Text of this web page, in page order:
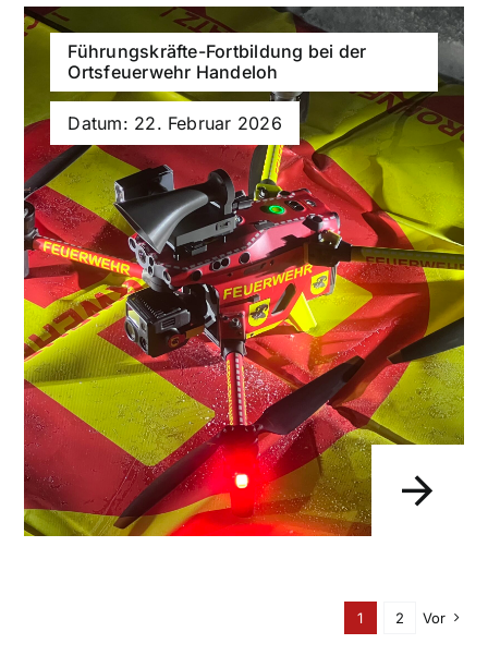
Führungskräfte-Fortbildung bei der
Ortsfeuerwehr Handeloh
Datum: 22. Februar 2026
1 2 Vor